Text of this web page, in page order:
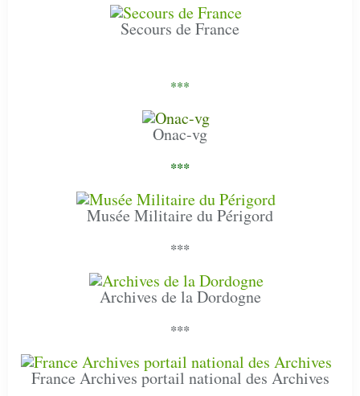
Secours de France
***
Onac-vg
***
Musée Militaire du Périgord
***
Archives de la Dordogne
***
France Archives portail national des Archives